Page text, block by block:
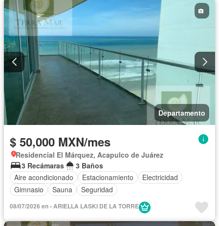
Departamento
$ 50,000 MXN/mes
Residencial El Márquez, Acapulco de Juárez
3 Recámaras
3 Baños
Aire acondicionado
Estacionamiento
Electricidad
Gimnasio
Sauna Seguridad
08/07/2026 en - ARIELLA LASKI DE LA TORRE